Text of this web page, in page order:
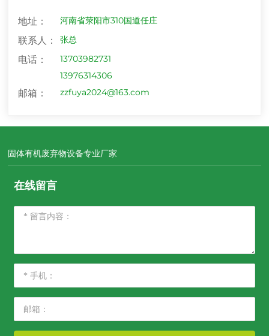
地址： 河南省荥阳市310国道任庄
联系人： 张总
电话：
13703982731
13976314306
邮箱： zzfuya2024@163.com
固体有机废弃物设备专业厂家
在线留言